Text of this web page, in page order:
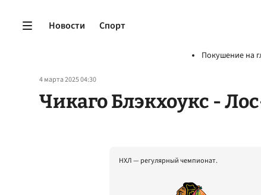
Новости Спорт
Покушение на
4 марта 2025 04:30
Чикаго Блэкхоукс -
НХЛ — регулярный чемпионат.